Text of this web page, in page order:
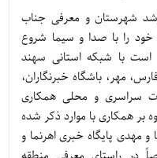
ارشد شهرستان و معرفی جناب
را با صدا و سیما شروع
با شبکه استانی سهند
مهر، باشگاه خبرنگاران،
سراسری و محلی همکاری
بر همکاری با موارد ذکر شده
مهدی پایگاه خبری اهرنما و